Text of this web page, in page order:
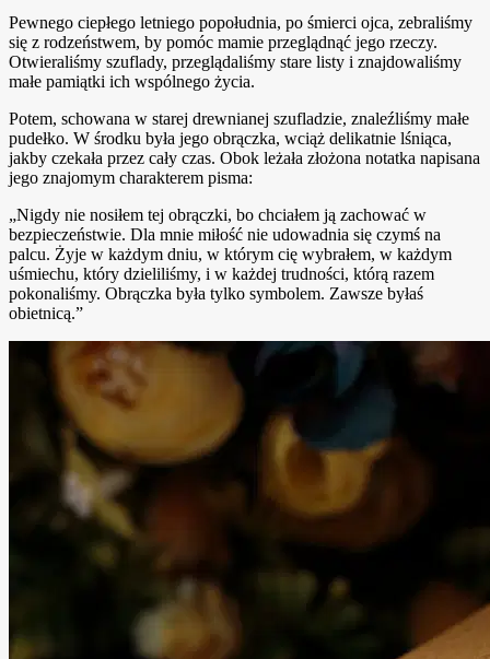
Pewnego ciepłego letniego popołudnia, po śmierci ojca, zebraliśmy
się z rodzeństwem, by pomóc mamie przeglądnąć jego rzeczy.
Otwieraliśmy szuflady, przeglądaliśmy stare listy i znajdowaliśmy
małe pamiątki ich wspólnego życia.
Potem, schowana w starej drewnianej szufladzie, znaleźliśmy małe
pudełko. W środku była jego obrączka, wciąż delikatnie lśniąca,
jakby czekała przez cały czas. Obok leżała złożona notatka napisana
jego znajomym charakterem pisma:
„Nigdy nie nosiłem tej obrączki, bo chciałem ją zachować w
bezpieczeństwie. Dla mnie miłość nie udowadnia się czymś na
palcu. Żyje w każdym dniu, w którym cię wybrałem, w każdym
uśmiechu, który dzieliliśmy, i w każdej trudności, którą razem
pokonaliśmy. Obrączka była tylko symbolem. Zawsze byłaś
obietnicą.”